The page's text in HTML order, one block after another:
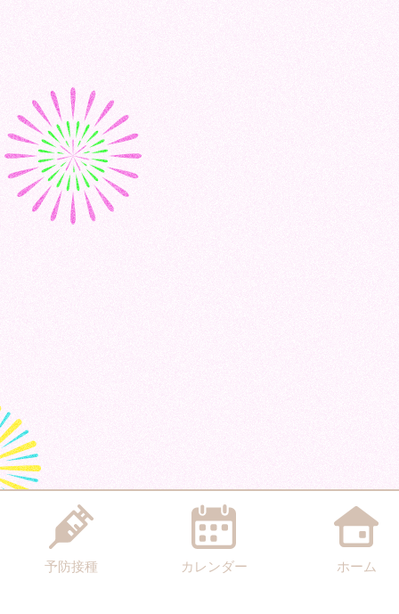
予防接種 カレンダー ホーム